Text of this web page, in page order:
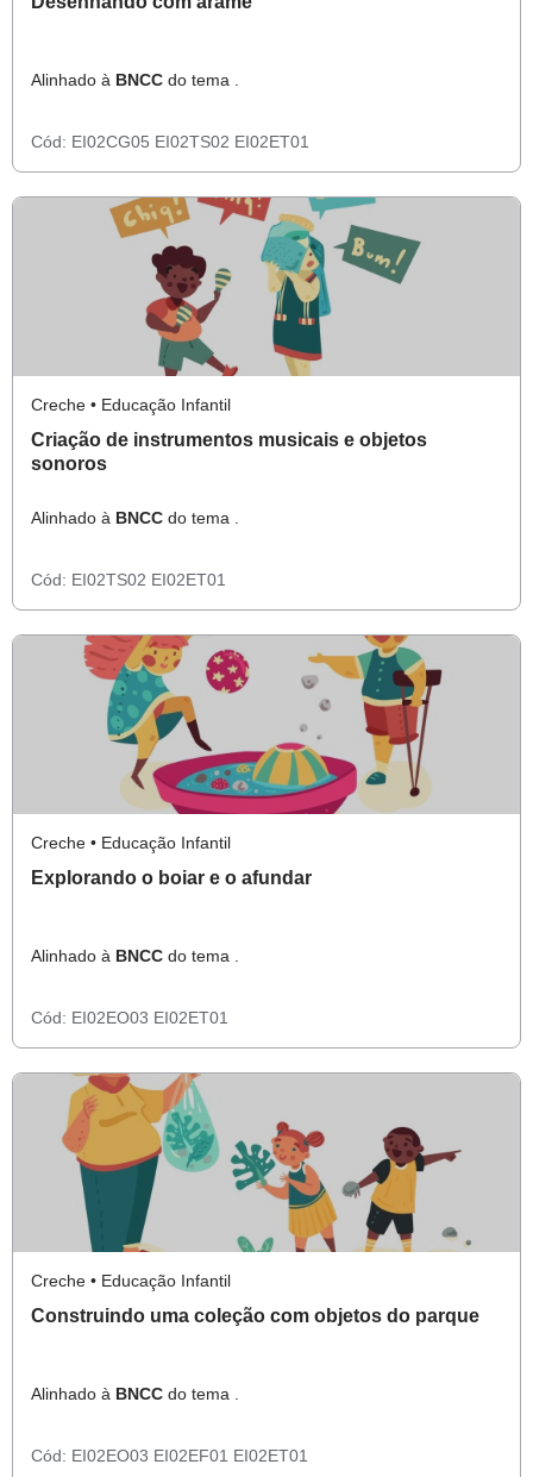
Alinhado à BNCC do tema .
Cód: EI02CG05 EI02TS02 EI02ET01
Creche • Educação Infantil
Criação de instrumentos musicais e objetos
sonoros
Alinhado à BNCC do tema .
Cód: EI02TS02 EI02ET01
Creche • Educação Infantil
Explorando o boiar e o afundar
Alinhado à BNCC do tema .
Cód: EI02EO03 EI02ET01
Creche • Educação Infantil
Construindo uma coleção com objetos do parque
Alinhado à BNCC do tema .
Cód: EI02EO03 EI02EF01 EI02ET01